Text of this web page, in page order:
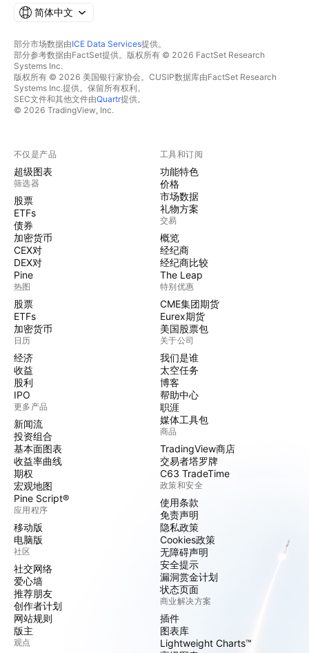
简体中文
部分市场数据由ICE Data Services提供。
部分参考数据由FactSet提供。版权所有 © 2026 FactSet Research
Systems Inc.
版权所有 © 2026 美国银行家协会。CUSIP数据库由FactSet Research
Systems Inc.提供。保留所有权利。
SEC文件和其他文件由Quartr提供。
© 2026 TradingView, Inc.
不仅是产品
超级图表
筛选器
股票
ETFs
债券
加密货币
CEX对
DEX对
Pine
热图
股票
ETFs
加密货币
日历
经济
收益
股利
IPO
更多产品
新闻流
投资组合
基本面图表
收益率曲线
期权
宏观地图
Pine Script®
应用程序
移动版
电脑版
社区
社交网络
爱心墙
推荐朋友
创作者计划
网站规则
版主
观点
工具和订阅
功能特色
价格
市场数据
礼物方案
交易
概览
经纪商
经纪商比较
The Leap
特别优惠
CME集团期货
Eurex期货
美国股票包
关于公司
我们是谁
太空任务
博客
帮助中心
职涯
媒体工具包
商品
TradingView商店
交易者塔罗牌
C63 TradeTime
政策和安全
使用条款
免责声明
隐私政策
Cookies政策
无障碍声明
安全提示
漏洞赏金计划
状态页面
商业解决方案
插件
图表库
Lightweight Charts™